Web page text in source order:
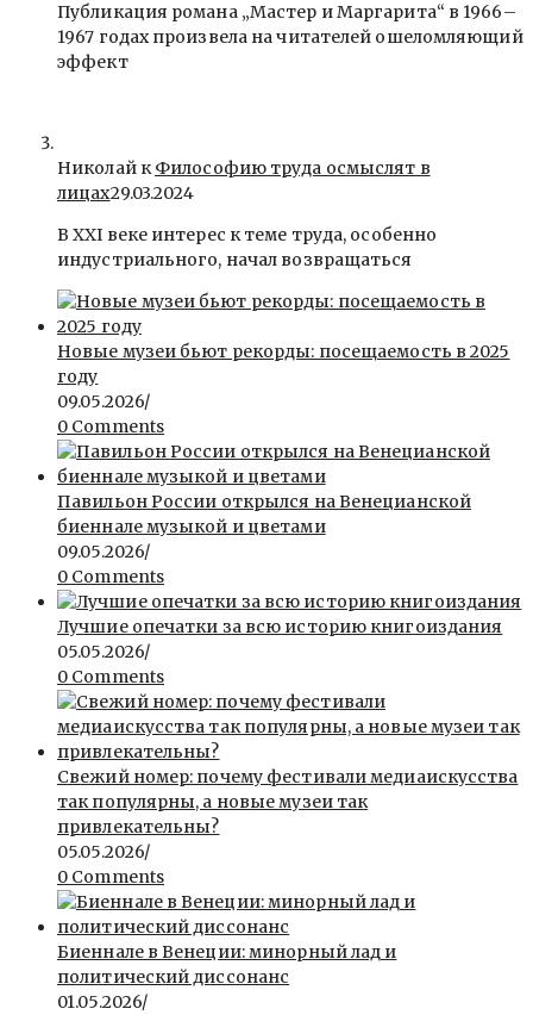
Публикация романа „Мастер и Маргарита“ в 1966–
1967 годах произвела на читателей ошеломляющий
эффект
Николай кФилософию труда осмыслят в
лицах29.03.2024
В ХХI веке интерес к теме труда, особенно
индустриального, начал возвращаться
Новые музеи бьют рекорды: посещаемость в 2025
году
09.05.2026/
0 Comments
Павильон России открылся на Венецианской
биеннале музыкой и цветами
09.05.2026/
0 Comments
Лучшие опечатки за всю историю книгоиздания
05.05.2026/
0 Comments
Свежий номер: почему фестивали медиаискусства
так популярны, а новые музеи так
привлекательны?
05.05.2026/
0 Comments
Биеннале в Венеции: минорный лад и
политический диссонанс
01.05.2026/